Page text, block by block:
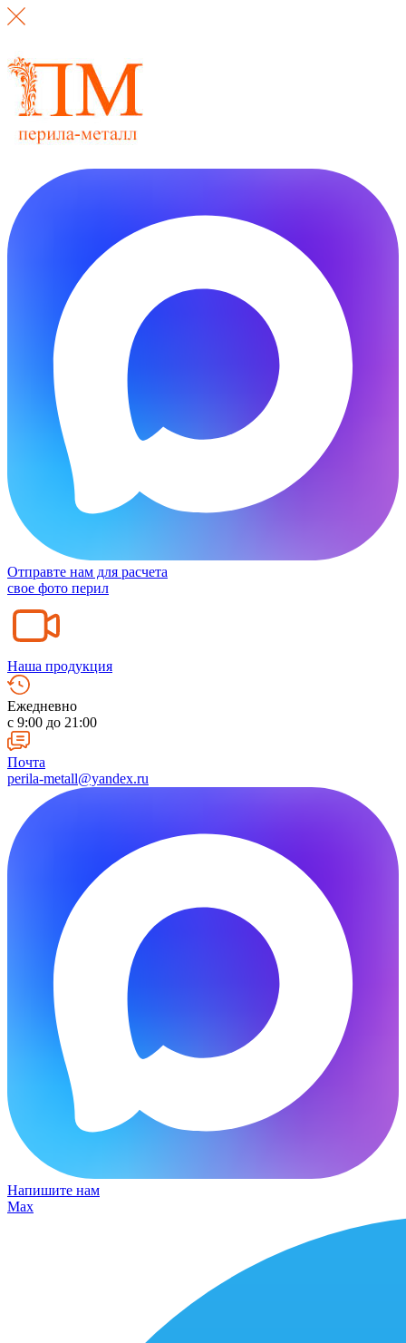
Отправте нам для расчета
свое фото перил
Наша продукция
Ежедневно
c 9:00 до 21:00
Почта
perila-metall@yandex.ru
Напишите нам
Max